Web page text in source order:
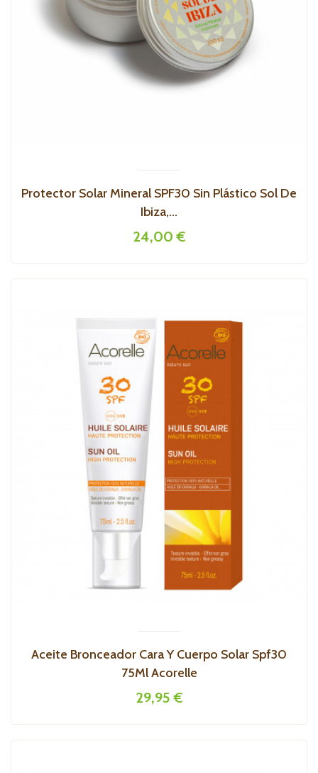
Protector Solar Mineral SPF30 Sin Plástico Sol De
Ibiza,...
24,00 €
Aceite Bronceador Cara Y Cuerpo Solar Spf30
75Ml Acorelle
29,95 €